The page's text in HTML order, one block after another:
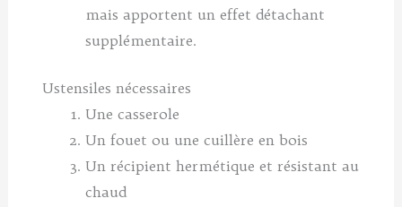
mais apportent un effet détachant
supplémentaire.
Ustensiles nécessaires
Une casserole
Un fouet ou une cuillère en bois
Un récipient hermétique et résistant au
chaud